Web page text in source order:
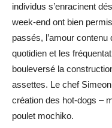
individus s’enracinent
week-end ont bien
passés, l’amour
quotidien et les
bouleversé la
assettes. Le chef
création des hot-dogs –
poulet mochiko.